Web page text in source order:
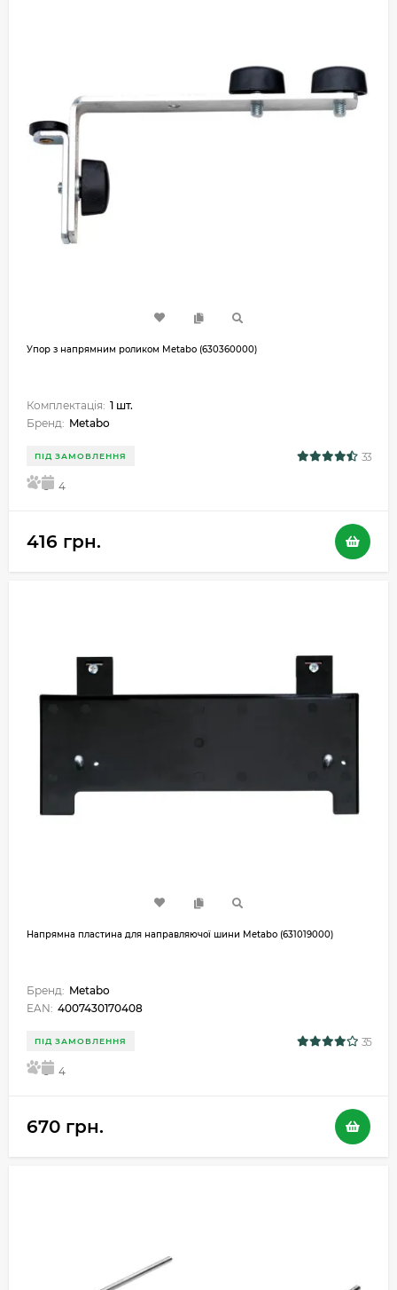
Упор з напрямним роликом Metabo (630360000)
Комплектація: 1 шт.
Бренд: Metabo
ПІД ЗАМОВЛЕННЯ 33
5 4
416 грн.
Напрямна пластина для направляючої шини Metabo (631019000)
Бренд: Metabo
EAN: 4007430170408
ПІД ЗАМОВЛЕННЯ 35
5 4
670 грн.